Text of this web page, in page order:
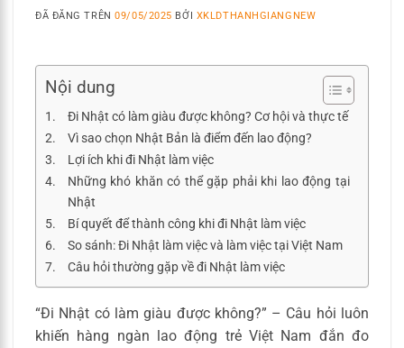
ĐÃ ĐĂNG TRÊN09/05/2025 BỞI XKLDTHANHGIANGNEW
Nội dung
Đi Nhật có làm giàu được không? Cơ hội và thực tế
Vì sao chọn Nhật Bản là điểm đến lao động?
Lợi ích khi đi Nhật làm việc
Những khó khăn có thể gặp phải khi lao động tại
Nhật
Bí quyết để thành công khi đi Nhật làm việc
So sánh: Đi Nhật làm việc và làm việc tại Việt Nam
Câu hỏi thường gặp về đi Nhật làm việc
“Đi Nhật có làm giàu được không?” – Câu hỏi luôn
khiến hàng ngàn lao động trẻ Việt Nam đắn đo